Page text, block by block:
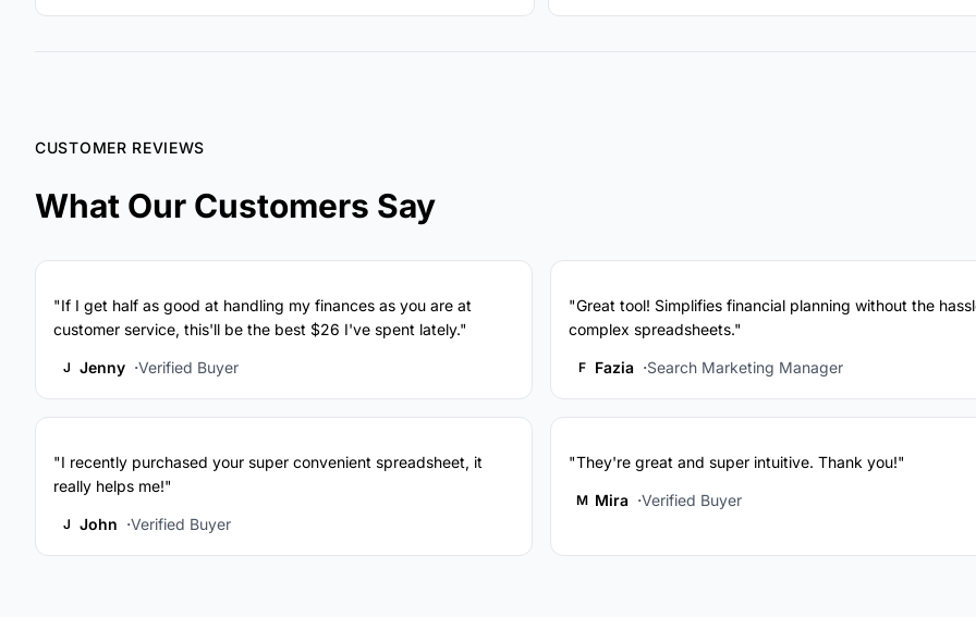
CUSTOMER REVIEWS
What Our Customers Say
"If I get half as good at handling my finances as you are at
customer service, this'll be the best $26 I've spent lately."
J Jenny Verified Buyer
"Great tool! Simplifies financial planning without the
complex spreadsheets."
F Fazia Search Marketing Manager
"I recently purchased your super convenient spreadsheet, it
really helps me!"
J John Verified Buyer
"They're great and super intuitive. Thank you!"
M Mira Verified Buyer